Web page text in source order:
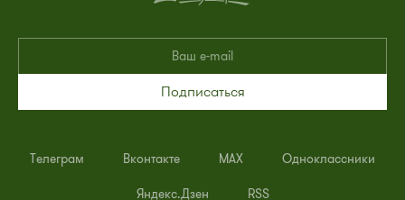
Подписаться
Телеграм Вконтакте MAX Одноклассники
Яндекс.Дзен RSS